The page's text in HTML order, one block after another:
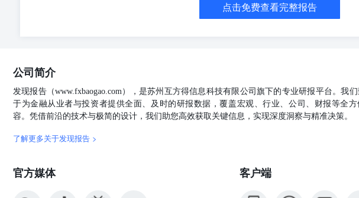
点击免费查看完整报告
公司简介
发现报告（www.fxbaogao.com），是苏州互方得信息科技有限公司旗下的专业研报平台。我们
于为金融从业者与投资者提供全面、及时的研报数据，覆盖宏观、行业、公司、财报等全方
容。凭借前沿的技术与极简的设计，我们助您高效获取关键信息，实现深度洞察与精准决策。
了解更多关于发现报告 >
官方媒体 客户端